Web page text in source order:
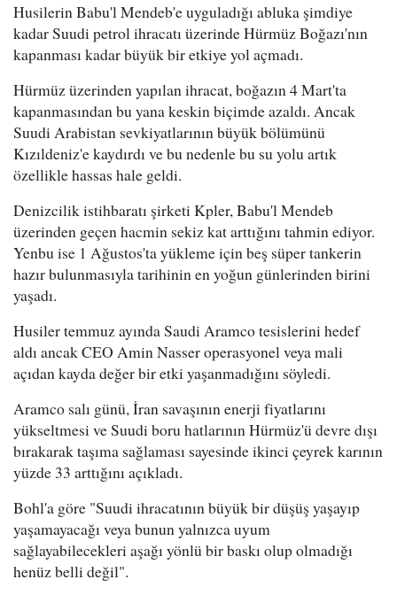
Husilerin Babu'l Mendeb'e uyguladığı abluka şimdiye
kadar Suudi petrol ihracatı üzerinde Hürmüz Boğazı'nın
kapanması kadar büyük bir etkiye yol açmadı.
Hürmüz üzerinden yapılan ihracat, boğazın 4 Mart'ta
kapanmasından bu yana keskin biçimde azaldı. Ancak
Suudi Arabistan sevkiyatlarının büyük bölümünü
Kızıldeniz'e kaydırdı ve bu nedenle bu su yolu artık
özellikle hassas hale geldi.
Denizcilik istihbaratı şirketi Kpler, Babu'l Mendeb
üzerinden geçen hacmin sekiz kat arttığını tahmin ediyor.
Yenbu ise 1 Ağustos'ta yükleme için beş süper tankerin
hazır bulunmasıyla tarihinin en yoğun günlerinden birini
yaşadı.
Husiler temmuz ayında Saudi Aramco tesislerini hedef
aldı ancak CEO Amin Nasser operasyonel veya mali
açıdan kayda değer bir etki yaşanmadığını söyledi.
Aramco salı günü, İran savaşının enerji fiyatlarını
yükseltmesi ve Suudi boru hatlarının Hürmüz'ü devre dışı
bırakarak taşıma sağlaması sayesinde ikinci çeyrek karının
yüzde 33 arttığını açıkladı.
Bohl'a göre "Suudi ihracatının büyük bir düşüş yaşayıp
yaşamayacağı veya bunun yalnızca uyum
sağlayabilecekleri aşağı yönlü bir baskı olup olmadığı
henüz belli değil".